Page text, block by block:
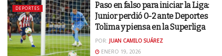
DEPORTES
Paso en falso para iniciar la Liga:
Junior perdió 0-2 ante Deportes
Tolima y piensa en la Superliga
POR: JUAN CAMILO SUÁREZ
ENERO 19, 2026